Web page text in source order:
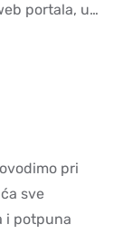
portala, u…
pri
sve
i potpuna